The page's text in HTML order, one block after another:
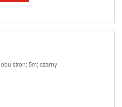
stron; 5m; czarny